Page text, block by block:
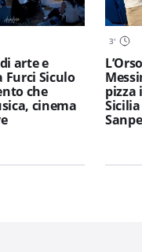
arte e
Furci Siculo
che
cinema
3'
pizza